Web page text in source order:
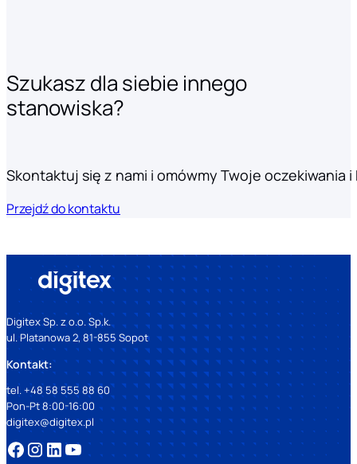
Szukasz dla siebie innego
stanowiska?
Skontaktuj się z nami i omówmy Twoje oczekiwania
Przejdź do kontaktu
Digitex Sp. z o.o. Sp.k.
ul. Platanowa 2, 81-855 Sopot
Kontakt:
tel. +48 58 555 88 60
Pon-Pt 8:00-16:00
digitex@digitex.pl